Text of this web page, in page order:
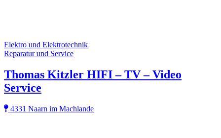
Elektro und Elektrotechnik
Reparatur und Service
Thomas Kitzler HIFI – TV – Video
Service
4331 Naarn im Machlande